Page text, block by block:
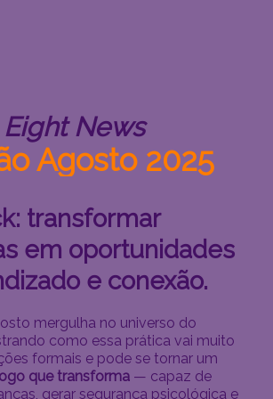
Eight News
Agosto 2025
transformar
em oportunidades
e conexão.
mergulha no universo do
como essa prática vai muito
formais e pode se tornar um
que transforma — capaz de
gerar segurança psicológica e